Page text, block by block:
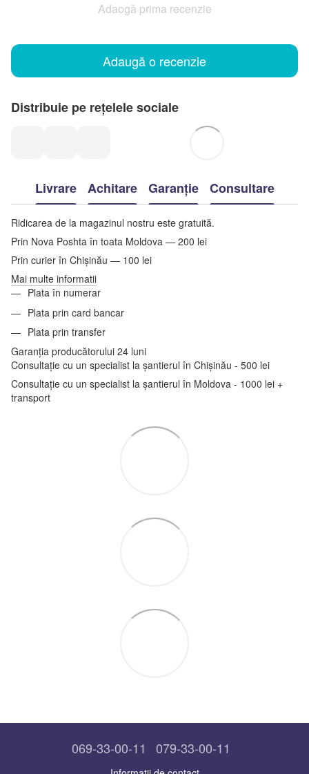
Adaogă prima recenzie
Adaugă o recenzie
Distribuie pe rețelele sociale
Livrare Achitare Garanție Consultare
Ridicarea de la magazinul nostru este gratuită.
Prin Nova Poshta în toata Moldova — 200 lei
Prin curier în Chișinău — 100 lei
Mai multe informatii
Plata în numerar
Plata prin card bancar
Plata prin transfer
Garanția producătorului 24 luni
Consultație cu un specialist la șantierul în Chișinău - 500 lei
Consultație cu un specialist la șantierul în Moldova - 1000 lei +
transport
069-33-00-11 079-33-00-11